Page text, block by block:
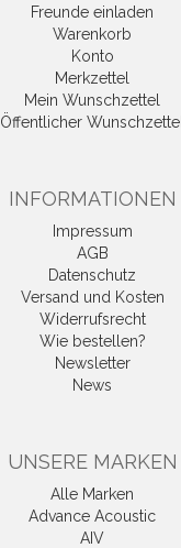
Freunde einladen
Warenkorb
Konto
Merkzettel
Mein Wunschzettel
Öffentlicher Wunschzettel
INFORMATIONEN
Impressum
AGB
Datenschutz
Versand und Kosten
Widerrufsrecht
Wie bestellen?
Newsletter
News
UNSERE MARKEN
Alle Marken
Advance Acoustic
AIV